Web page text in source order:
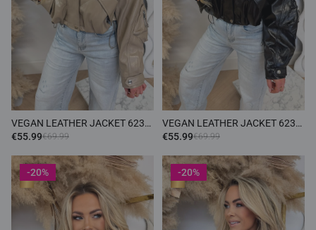
VEGAN LEATHER JACKET 6239
TAUPE
€55.99€69.99
VEGAN LEATHER JACKET 6239
BLACK
€55.99€69.99
-20% -20%